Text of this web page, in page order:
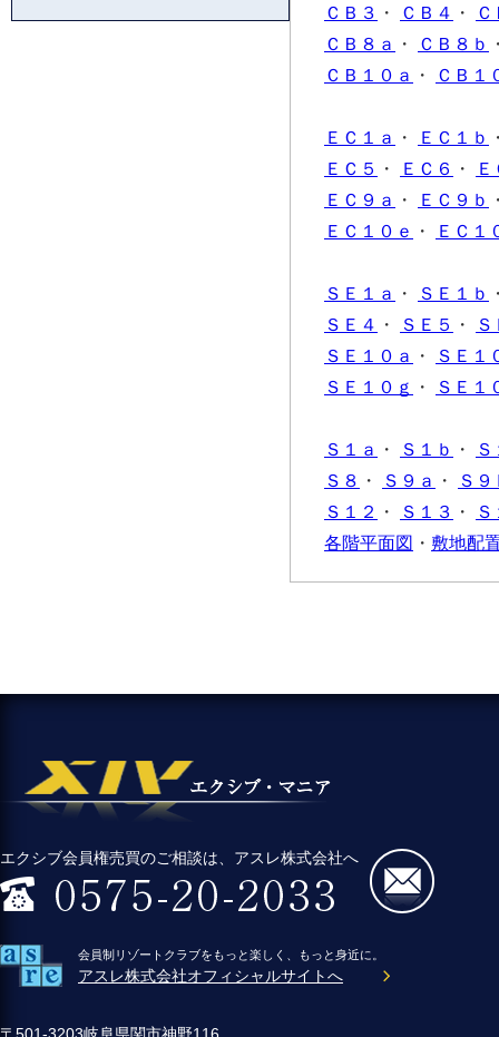
ＣＢ３ ・ ＣＢ４ ・
ＣＢ８ａ
・ ＣＢ８ｂ
ＣＢ１０ａ
・ ＣＢ１
ＥＣ１ａ ・ ＥＣ１ｂ
ＥＣ５
・ ＥＣ６ ・
ＥＣ９ａ
・ ＥＣ９ｂ
ＥＣ１０ｅ
・ ＥＣ１
ＳＥ１ａ ・ ＳＥ１ｂ
ＳＥ４ ・ ＳＥ５ ・
ＳＥ１０ａ
・
ＳＥ１
ＳＥ１０ｇ
・ ＳＥ１
Ｓ１ａ ・ Ｓ１ｂ ・
Ｓ８ ・ Ｓ９ａ ・
Ｓ９
Ｓ１２
・ Ｓ１３ ・
各階平面図 ・ 敷地配
エクシブ会員権売買のご相談は、アスレ株式会社へ
会員制リゾートクラブをもっと楽しく、もっと身近に。
アスレ株式会社オフィシャルサイトへ